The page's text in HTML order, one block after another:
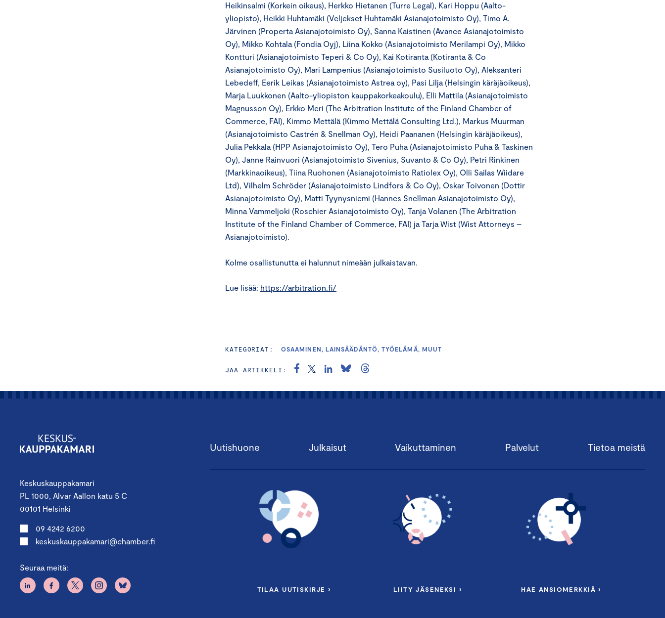
Heikinsalmi (Korkein oikeus), Herkko Hietanen (Turre Legal), Kari Hoppu (Aalto-
yliopisto), Heikki Huhtamäki (Veljekset Huhtamäki Asianajotoimisto Oy), Timo A.
Järvinen (Properta Asianajotoimisto Oy), Sanna Kaistinen (Avance Asianajotoimisto
Oy), Mikko Kohtala (Fondia Oyj), Liina Kokko (Asianajotoimisto Merilampi Oy), Mikko
Kontturi (Asianajotoimisto Teperi & Co Oy), Kai Kotiranta (Kotiranta & Co
Asianajotoimisto Oy), Mari Lampenius (Asianajotoimisto Susiluoto Oy), Aleksanteri
Lebedeff, Eerik Leikas (Asianajotoimisto Astrea oy), Pasi Lilja (Helsingin käräjäoikeus),
Marja Luukkonen (Aalto-yliopiston kauppakorkeakoulu), Elli Mattila (Asianajotoimisto
Magnusson Oy), Erkko Meri (The Arbitration Institute of the Finland Chamber of
Commerce, FAI), Kimmo Mettälä (Kimmo Mettälä Consulting Ltd.), Markus Muurman
(Asianajotoimisto Castrén & Snellman Oy), Heidi Paananen (Helsingin käräjäoikeus),
Julia Pekkala (HPP Asianajotoimisto Oy), Tero Puha (Asianajotoimisto Puha & Taskinen
Oy), Janne Rainvuori (Asianajotoimisto Sivenius, Suvanto & Co Oy), Petri Rinkinen
(Markkinaoikeus), Tiina Ruohonen (Asianajotoimisto Ratiolex Oy), Olli Sailas Wiidare
Ltd), Vilhelm Schröder (Asianajotoimisto Lindfors & Co Oy), Oskar Toivonen (Dottir
Asianajotoimisto Oy), Matti Tyynysniemi (Hannes Snellman Asianajotoimisto Oy),
Minna Vammeljoki (Roschier Asianajotoimisto Oy), Tanja Volanen (The Arbitration
Institute of the Finland Chamber of Commerce, FAI) ja Tarja Wist (Wist Attorneys –
Asianajotoimisto).
Kolme osallistunutta ei halunnut nimeään julkaistavan.
Lue lisää: https://arbitration.fi/
KATEGORIAT: OSAAMINEN, LAINSÄÄDÄNTÖ, TYÖELÄMÄ, MUUT
JAA ARTIKKELI:
Keskuskauppakamari
PL 1000, Alvar Aallon katu 5 C
00101 Helsinki
09 4242 6200
keskuskauppakamari@chamber.fi
Seuraa meitä:
Uutishuone Julkaisut Vaikuttaminen Palvelut Tietoa meistä
TILAA UUTISKIRJE › LIITY JÄSENEKSI › HAE ANSIOMERKKIÄ ›